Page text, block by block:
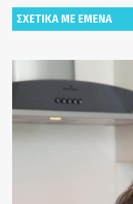
ΣΧΕΤΙΚΑ ΜΕ ΕΜΕΝΑ